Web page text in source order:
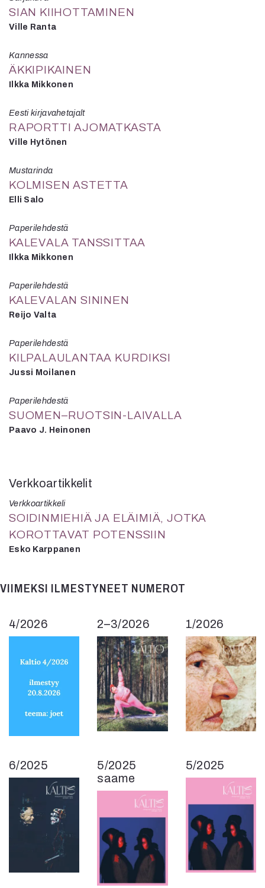
SIAN KIIHOTTAMINEN
Ville Ranta
Kannessa
ÄKKIPIKAINEN
Ilkka Mikkonen
Eesti kirjavahetajalt
RAPORTTI AJOMATKASTA
Ville Hytönen
Mustarinda
KOLMISEN ASTETTA
Elli Salo
Paperilehdestä
KALEVALA TANSSITTAA
Ilkka Mikkonen
Paperilehdestä
KALEVALAN SININEN
Reijo Valta
Paperilehdestä
KILPALAULANTAA KURDIKSI
Jussi Moilanen
Paperilehdestä
SUOMEN–RUOTSIN-LAIVALLA
Paavo J. Heinonen
Verkkoartikkelit
Verkkoartikkeli
SOIDINMIEHIÄ JA ELÄIMIÄ, JOTKA
KOROTTAVAT POTENSSIIN
Esko Karppanen
VIIMEKSI ILMESTYNEET NUMEROT
4/2026 2–3/2026 1/2026
6/2025
5/2025
saame
5/2025